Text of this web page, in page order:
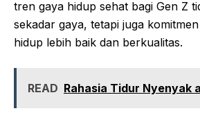
tren gaya hidup sehat bagi Gen Z
sekadar gaya, tetapi juga
hidup lebih baik dan berkualitas.
READ Rahasia Tidur Nyenyak